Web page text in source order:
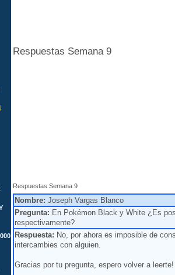
Respuestas Semana 9
Respuestas Semana 9
Nombre: Joseph Vargas Blanco
Pregunta: En Pokémon Black y White ¿Es
respectivamente?
Respuesta: No, por ahora es imposible de
intercambies con alguien.
Gracias por tu pregunta, espero volver a leerte!